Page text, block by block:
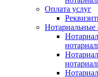
Оплата услуг
Нотариальные